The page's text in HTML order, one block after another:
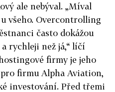
ale nebýval. „Míval
všeho. Overcontrolling
často dokážou
rychleji než já,“ líčí
firmy je jeho
pro firmu Alpha Aviation,
investování. Před třemi